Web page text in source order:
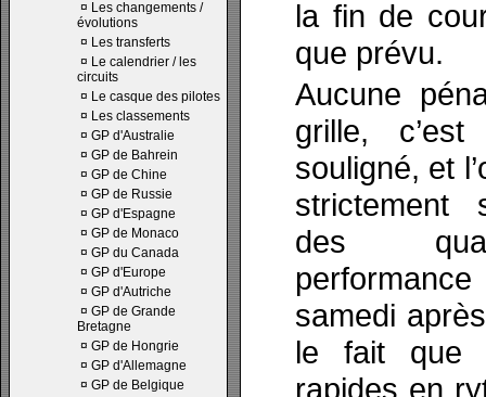
¤ Les changements /
évolutions
¤ Les transferts
¤ Le calendrier / les
circuits
¤ Le casque des pilotes
¤ Les classements
¤ GP d'Australie
¤ GP de Bahrein
¤ GP de Chine
¤ GP de Russie
¤ GP d'Espagne
¤ GP de Monaco
¤ GP du Canada
¤ GP d'Europe
¤ GP d'Autriche
¤ GP de Grande
Bretagne
¤ GP de Hongrie
¤ GP d'Allemagne
¤ GP de Belgique
la fin de
que prévu.
Aucune
grille,
souligné, et
strictement
des
samedi
le fait que
rapides en